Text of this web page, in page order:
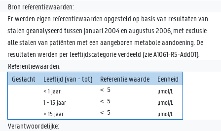
Bron referentiewaarden:
Er werden eigen referentiewaarden opgesteld op basis van resultaten van
stalen geanalyseerd tussen januari 2004 en augustus 2006, met exclusie
alle stalen van patiënten met een aangeboren metabole aandoening. De
resultaten werden per leeftijdscategorie verdeeld (zie A1061-R5-Add01).
Referentiewaarden:
Geslacht
Leeftijd (van - tot) Referentie waarde Eenheid
< 1 jaar < 5
µmol/L
1 - 15 jaar
< 5
µmol/L
> 15 jaar
< 5 µmol/L
Verantwoordelijke: